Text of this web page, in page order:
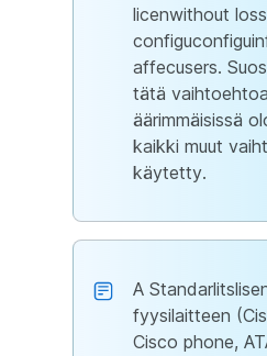
licenwithout
affecusers.
tätä
äärimmäisissä
kaikki muut
käytetty.
A
fyysilaitteen
Cisco phone,